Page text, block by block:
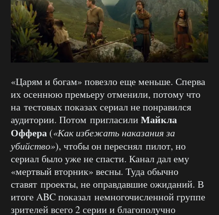
«Царям и богам» повезло еще меньше. Сперва
их осеннюю премьеру отменили, потому что
на тестовых показах сериал не понравился
аудитории. Потом пригласили Майкла
Оффера («Как избежать наказания за
убийство»), чтобы он переснял пилот, но
сериал было уже не спасти. Канал дал ему
«мертвый вторник» весны. Туда обычно
ставят проекты, не оправдавшие ожиданий. В
итоге ABC показал немногочисленной группе
зрителей всего 2 серии и благополучно